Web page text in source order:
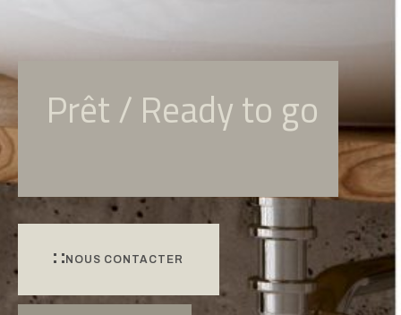
Prêt / Ready to go
NOUS CONTACTER